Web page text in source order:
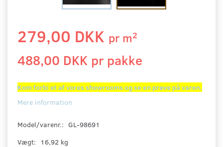
279,00 DKK pr m2
488,00 DKK pr pakke
Kom forbi et af vores showrooms og se en prøve på varen.
Mere information
Model/varenr.: GL-98691
Vægt:
16,92 kg